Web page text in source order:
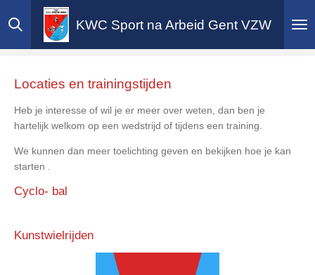
direct
KWC Sport na Arbeid Gent VZW
Locaties en trainingstijden
Heb je interesse of wil je er meer over weten, dan ben je
hartelijk welkom op een wedstrijd of tijdens een training.
We kunnen dan meer toelichting geven en bekijken hoe je kan
starten .
Cyclo- bal
Kunstwielrijden